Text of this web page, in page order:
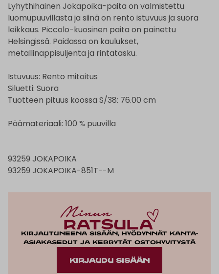
Lyhythihainen Jokapoika-paita on valmistettu
luomupuuvillasta ja siinä on rento istuvuus ja suora
leikkaus. Piccolo-kuosinen paita on painettu
Helsingissä. Paidassa on kaulukset,
metallinappisuljenta ja rintatasku.
Istuvuus: Rento mitoitus
Siluetti: Suora
Tuotteen pituus koossa S/38: 76.00 cm
Päämateriaali: 100 % puuvilla
93259 JOKAPOIKA
93259 JOKAPOIKA-851T--M
Kirjautuneena sisään, hyödynnät kanta-
asiakasedut ja kerrytät ostohyvitystä
KIRJAUDU SISÄÄN